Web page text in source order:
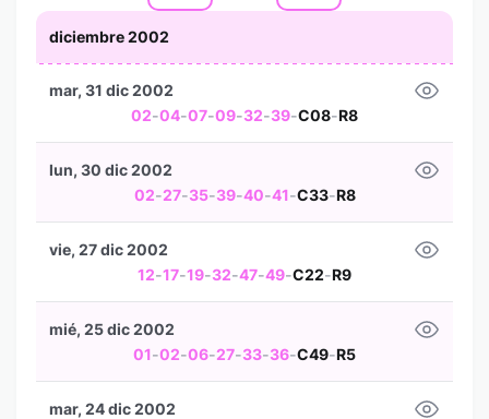
diciembre 2002
02-04-07-09-32-39-C08-R8
mar, 31 dic 2002
02-27-35-39-40-41-C33-R8
lun, 30 dic 2002
12-17-19-32-47-49-C22-R9
vie, 27 dic 2002
01-02-06-27-33-36-C49-R5
mié, 25 dic 2002
mar, 24 dic 2002